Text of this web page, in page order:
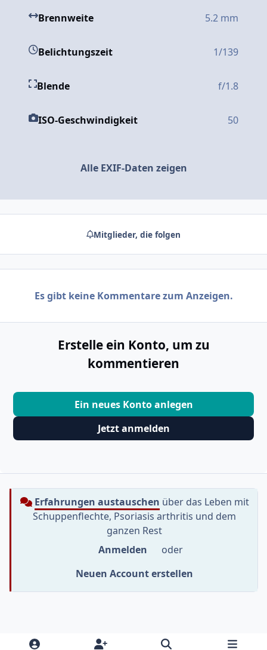
Brennweite 5.2 mm
Belichtungszeit 1/139
Blende f/1.8
ISO-Geschwindigkeit 50
Alle EXIF-Daten zeigen
Mitglieder, die folgen
Es gibt keine Kommentare zum Anzeigen.
Erstelle ein Konto, um zu
kommentieren
Ein neues Konto anlegen
Jetzt anmelden
Erfahrungen austauschen über das Leben mit
Schuppenflechte, Psoriasis arthritis und dem
ganzen Rest
Anmelden
oder
Neuen Account erstellen